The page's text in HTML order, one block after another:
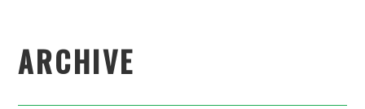
ARCHIVE